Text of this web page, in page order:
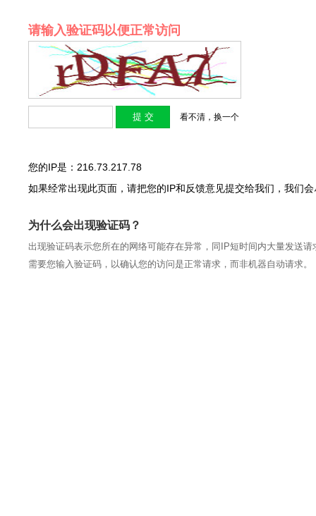
请输入验证码以便正常访问
看不清，换一个
您的IP是：216.73.217.78
如果经常出现此页面，请把您的IP和反馈意见提交给我们，我们
为什么会出现验证码？
出现验证码表示您所在的网络可能存在异常，同IP短时间内大量发送
需要您输入验证码，以确认您的访问是正常请求，而非机器自动请求。